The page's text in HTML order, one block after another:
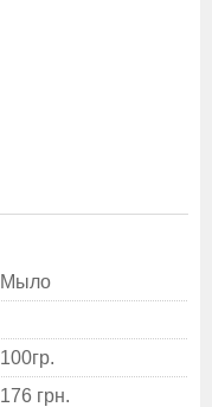
Мыло
100гр.
176 грн.